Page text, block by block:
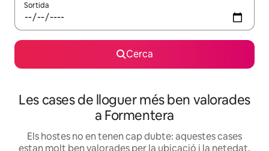
Sortida
Cerca
Les cases de lloguer més ben valorades
a Formentera
Els hostes no en tenen cap dubte: aquestes cases
estan molt ben valorades per la ubicació i la netedat,